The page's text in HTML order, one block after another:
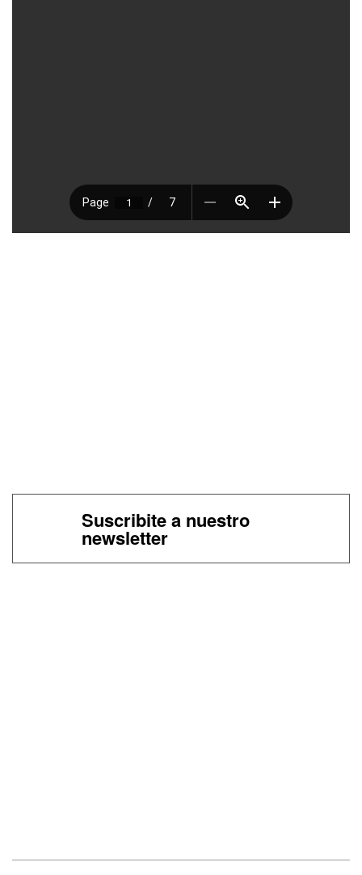
Suscribite a nuestro
newsletter